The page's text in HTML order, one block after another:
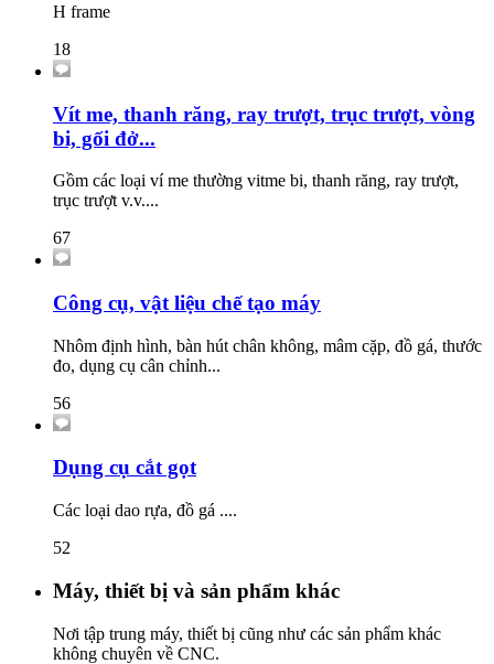
H frame
18
Vít me, thanh răng, ray trượt, trục trượt, vòng
bi, gối đở...
Gồm các loại ví me thường vitme bi, thanh răng, ray trượt,
trục trượt v.v....
67
Công cụ, vật liệu chế tạo máy
Nhôm định hình, bàn hút chân không, mâm cặp, đồ gá, thước
đo, dụng cụ cân chỉnh...
56
Dụng cụ cắt gọt
Các loại dao rựa, đồ gá ....
52
Máy, thiết bị và sản phẩm khác
Nơi tập trung máy, thiết bị cũng như các sản phẩm khác
không chuyên về CNC.